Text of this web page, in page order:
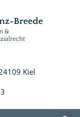
Kiel